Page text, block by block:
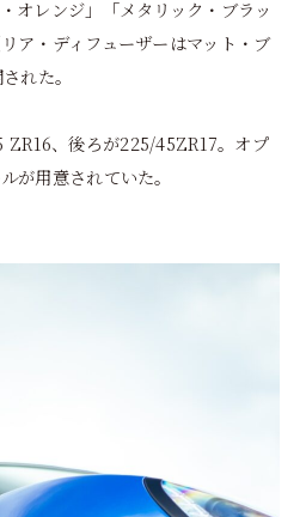
オレンジ」「メタリック・ブラッ
ア・ディフューザーはマット・ブ
れた。
ZR16、後ろが225/45ZR17。オプ
が用意されていた。